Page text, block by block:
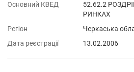
Основний КВЕД
52.62.2
РИНКАХ
Регіон
Черкаська
Дата реєстрації
13.02.2006